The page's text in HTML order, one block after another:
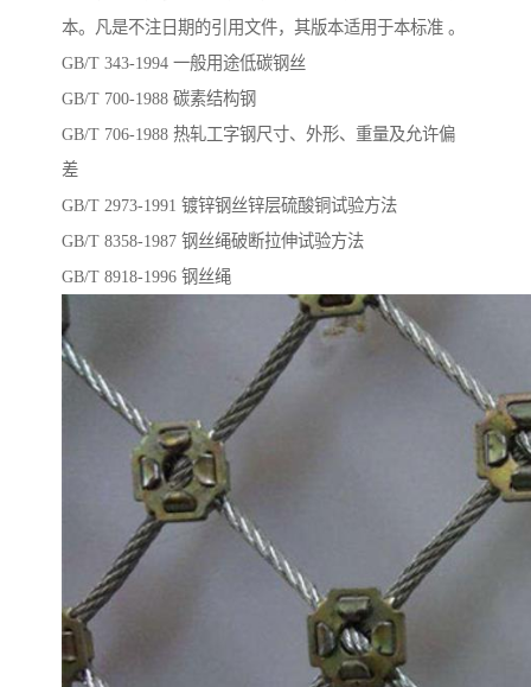
本。凡是不注日期的引用文件，其版本适用于本标准 。
GB/T 343-1994 一般用途低碳钢丝
GB/T 700-1988 碳素结构钢
GB/T 706-1988 热轧工字钢尺寸、外形、重量及允许偏
差
GB/T 2973-1991 镀锌钢丝锌层硫酸铜试验方法
GB/T 8358-1987 钢丝绳破断拉伸试验方法
GB/T 8918-1996 钢丝绳